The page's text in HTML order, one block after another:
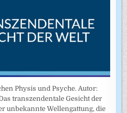
Physis und Psyche. Autor:
transzendentale Gesicht der
unbekannte Wellengattung, die